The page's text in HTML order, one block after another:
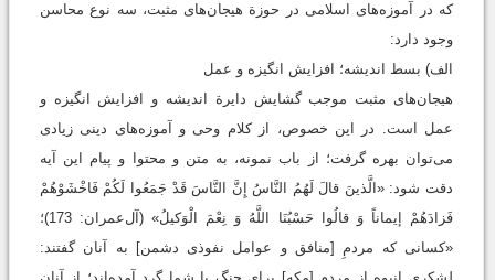
که در آموزه‌های اسلامی در حوزة هیجان‌های مثبت، سه نوع محاسن
وجود دارد:
الف) بسط اندیشه؛ افزایش انگیزه و عمل
هیجان‌های مثبت موجب گشایش دایرة اندیشه و افزایش انگیزه و
عمل است. در این خصوص، از کلام وحی و آموزه‌های دینی زیادی
می‌توان بهره گرفت؛ از باب نمونه، به متن و محتوا و پیام این آیه
دقت شود: «الَّذينَ قالَ لَهُمُ النَّاسُ إِنَّ النَّاسَ قَدْ جَمَعُوا لَكُمْ فَاخْشَوْهُمْ
فَزادَهُمْ إيماناً وَ قالُوا حَسْبُنَا اللَّهُ وَ نِعْمَ الْوَكيلُ» (آل‌عمران: 173)؛
«كسانى كه مردمِ [منافق و عوامل نفوذى دشمن‏] به آنان گفتند: